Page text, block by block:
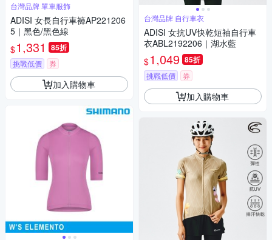
台灣品牌 單車服飾
ADISI 女長自行車褲AP221206
5｜黑色/黑色線
$1,331 85折
挑戰低價 券
加入購物車
台灣品牌 自行車衣
ADISI 女抗UV快乾短袖自行車
衣ABL2192206｜湖水藍
$1,049 85折
挑戰低價 券
加入購物車